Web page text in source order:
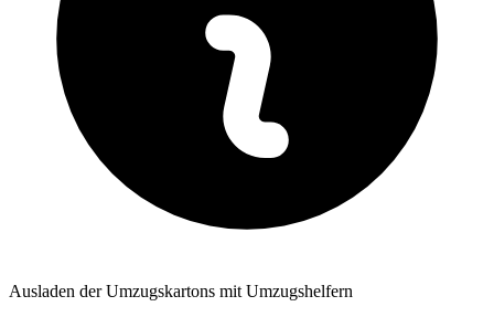
Ausladen der Umzugskartons mit Umzugshelfern